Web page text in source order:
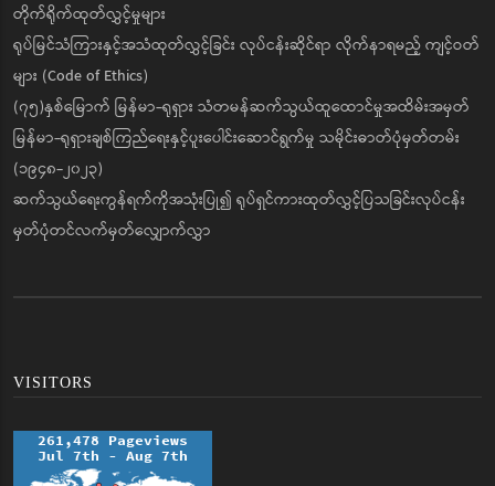
တိုက်ရိုက်ထုတ်လွှင့်မှုများ
ရုပ်မြင်သံကြားနှင့်အသံထုတ်လွှင့်ခြင်း လုပ်ငန်းဆိုင်ရာ လိုက်နာရမည့် ကျင့်ဝတ်
များ (Code of Ethics)
(၇၅)နှစ်မြောက် မြန်မာ-ရုရှား သံတမန်ဆက်သွယ်ထူထောင်မှုအထိမ်းအမှတ်
မြန်မာ-ရုရှားချစ်ကြည်ရေးနှင့်ပူးပေါင်းဆောင်ရွက်မှု သမိုင်းဓာတ်ပုံမှတ်တမ်း
(၁၉၄၈-၂၀၂၃)
ဆက်သွယ်ရေးကွန်ရက်ကိုအသုံးပြု၍ ရုပ်ရှင်ကားထုတ်လွှင့်ပြသခြင်းလုပ်ငန်း
မှတ်ပုံတင်လက်မှတ်လျှောက်လွှာ
VISITORS